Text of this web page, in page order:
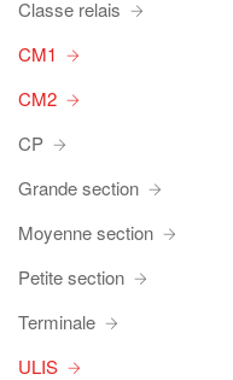
Classe relais
CM1
CM2
CP
Grande section
Moyenne section
Petite section
Terminale
ULIS